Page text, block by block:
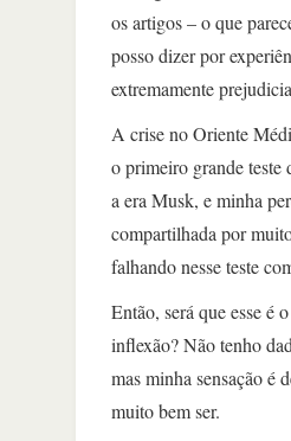
os artigos – o que
posso dizer por
extremamente
A crise no Oriente
o primeiro grande teste
a era Musk, e minha
compartilhada por
falhando nesse teste
Então, será que esse é
inflexão? Não tenho
mas minha sensação é
muito bem ser.